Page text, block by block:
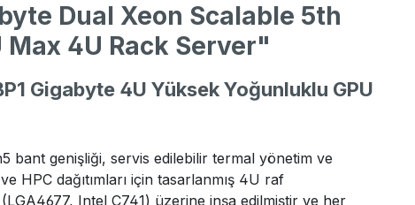
Dual Xeon Scalable 5th
Max 4U Rack Server"
Gigabyte 4U Yüksek Yoğunluklu GPU
bant genişliği, servis edilebilir termal yönetim ve
HPC dağıtımları için tasarlanmış 4U raf
Intel C741) üzerine inşa edilmiştir ve her